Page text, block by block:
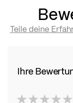
Teile deine
Ihre